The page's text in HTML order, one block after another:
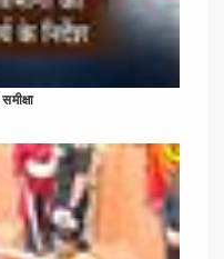
समीक्षा